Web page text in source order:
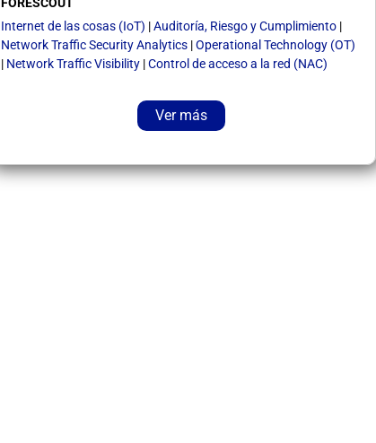
FORESCOUT
Internet de las cosas (IoT) |Auditoría, Riesgo y Cumplimiento |
Network Traffic Security Analytics |Operational Technology (OT)
| Network Traffic Visibility |Control de acceso a la red (NAC)
Ver más